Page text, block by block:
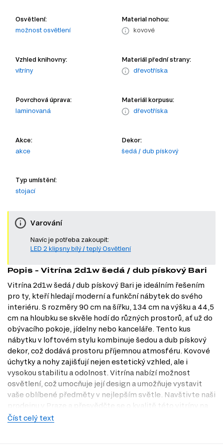
Osvětlení:
možnost osvětlení
Material nohou:
kovové
Vzhled knihovny:
vitríny
Materiál přední strany:
dřevotříska
Povrchová úprava:
laminovaná
Materiál korpusu:
dřevotříska
Akce:
akce
Dekor:
šedá / dub pískový
Typ umístění:
stojací
Varování
Navíc je potřeba zakoupit:
LED 2 klipsny bílý / teplý Osvětlení
Popis - Vitrína 2d1w šedá / dub pískový Bari
Vitrína 2d1w šedá / dub pískový Bari je ideálním řešením
pro ty, kteří hledají moderní a funkční nábytek do svého
interiéru. S rozměry 90 cm na šířku, 134 cm na výšku a 44,5
cm na hloubku se skvěle hodí do různých prostorů, ať už do
obývacího pokoje, jídelny nebo kanceláře. Tento kus
nábytku v loftovém stylu kombinuje šedou a dub pískový
dekor, což dodává prostoru příjemnou atmosféru. Kovové
úchytky a nohy zajišťují nejen estetický vzhled, ale i
vysokou stabilitu a odolnost. Vitrína nabízí možnost
osvětlení, což umocňuje její design a umožňuje vystavit
vaše oblíbené předměty v nejlepším světle. Navštivte naši
prodejnu v Praze a přesvědčte se o kvalitě této vitríny na
vlastní oči.
Číst celý text